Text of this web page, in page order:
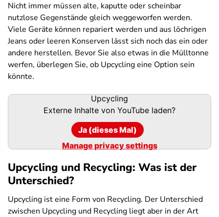
Nicht immer müssen alte, kaputte oder scheinbar
nutzlose Gegenstände gleich weggeworfen werden.
Viele Geräte können repariert werden und aus löchrigen
Jeans oder leeren Konserven lässt sich noch das ein oder
andere herstellen. Bevor Sie also etwas in die Mülltonne
werfen, überlegen Sie, ob Upcycling eine Option sein
könnte.
Upcycling
Externe Inhalte von YouTube laden?
Ja (dieses Mal)
Manage privacy settings
Upcycling und Recycling: Was ist der
Unterschied?
Upcycling ist eine Form von Recycling. Der Unterschied
zwischen Upcycling und Recycling liegt aber in der Art